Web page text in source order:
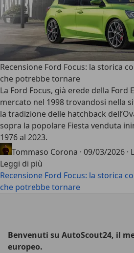
Recensione Ford Focus: la storica
che potrebbe tornare
La Ford Focus, già erede della Ford
mercato nel 1998 trovandosi nella
la tradizione delle hatchback
sopra la popolare Fiesta venduta
1976 al 2023.
Tommaso Corona · 09/03/2026 ·
Leggi di più
Recensione Ford Focus: la storica
che potrebbe tornare
Benvenuti su AutoScout24, il
europeo.